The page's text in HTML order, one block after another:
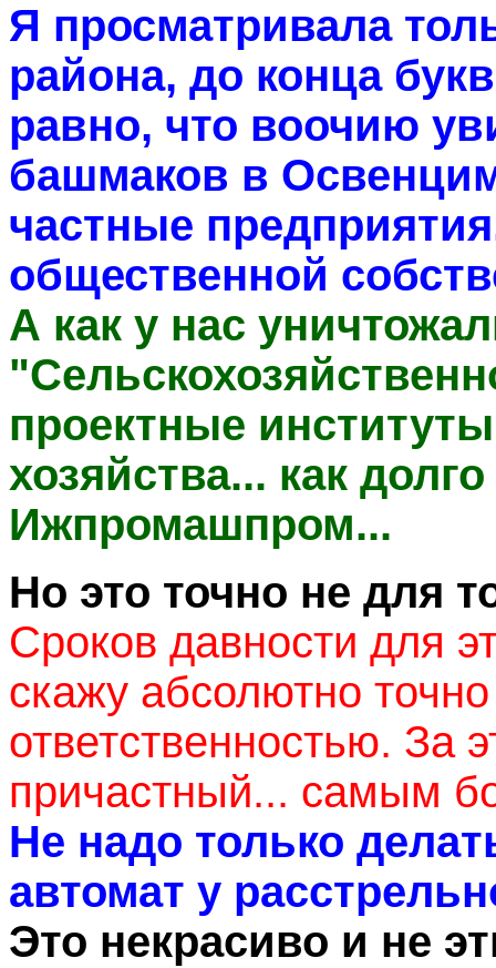
Я просматривала
района, до конца
равно, что воочию
башмаков в
частные
общественной
А как у нас
проектные
хозяйства... как
Ижпромашпром...
Но это точно не для
Сроков давности для
скажу абсолютно
ответственностью. За
причастный... самым
Не надо только
автомат у
Это некрасиво и не